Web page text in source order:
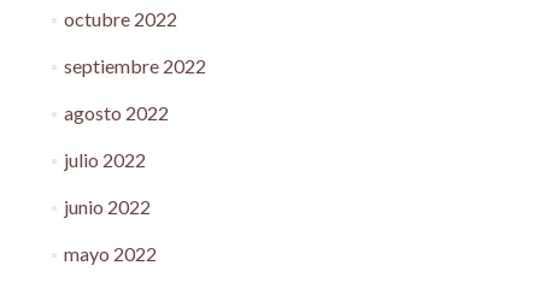
octubre 2022
septiembre 2022
agosto 2022
julio 2022
junio 2022
mayo 2022